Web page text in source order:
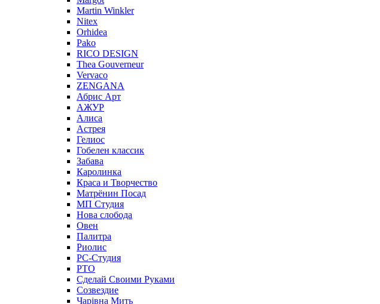
Martin Winkler
Nitex
Orhidea
Pako
RICO DESIGN
Thea Gouverneur
Vervaco
ZENGANA
Абрис Арт
АЖУР
Алиса
Астрея
Гелиос
Гобелен классик
Забава
Каролинка
Краса и Творчество
Матрёнин Посад
МП Студия
Нова слобода
Овен
Палитра
Риолис
РС-Студия
РТО
Сделай Своими Руками
Созвездие
Чарiвна Мить